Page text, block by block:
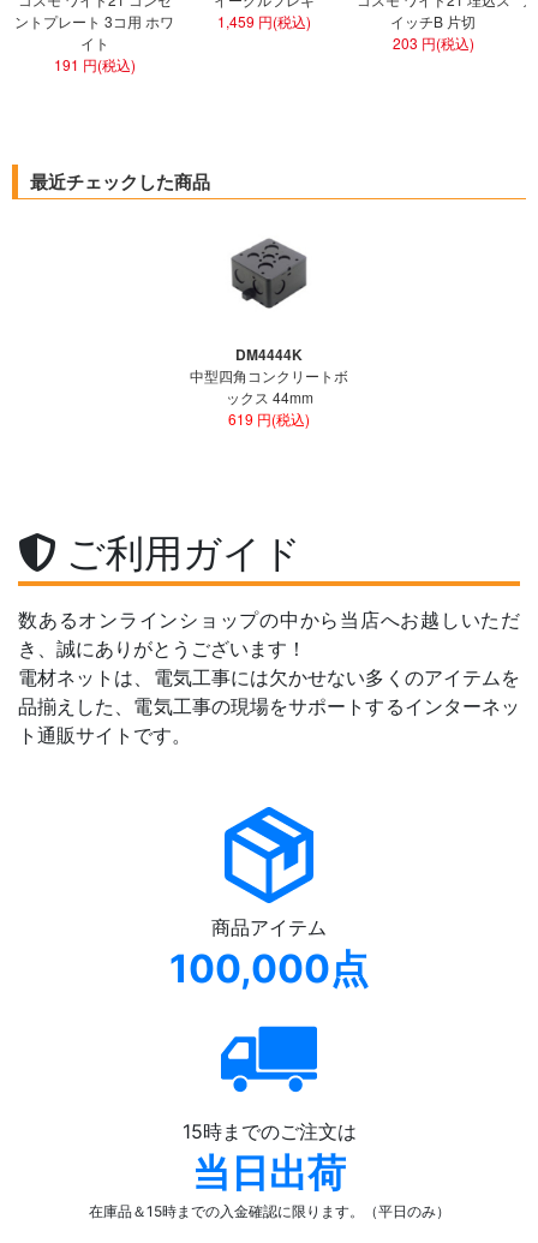
ントプレート 3コ用 ホワ
イト
191 円(税込)
1,459 円(税込)
イッチB 片切
203 円(税込)
最近チェックした商品
DM4444K
中型四角コンクリートボ
ックス 44mm
619 円(税込)
ご利用ガイド
数あるオンラインショップの中から当店へお越しいただ
き、誠にありがとうございます！
電材ネットは、電気工事には欠かせない多くのアイテムを
品揃えした、電気工事の現場をサポートするインターネッ
ト通販サイトです。
商品アイテム
100,000点
15時までのご注文は
当日出荷
在庫品＆15時までの入金確認に限ります。（平日のみ）